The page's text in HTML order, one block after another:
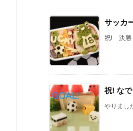
サッカ
祝! 決勝
祝! な
やりまし